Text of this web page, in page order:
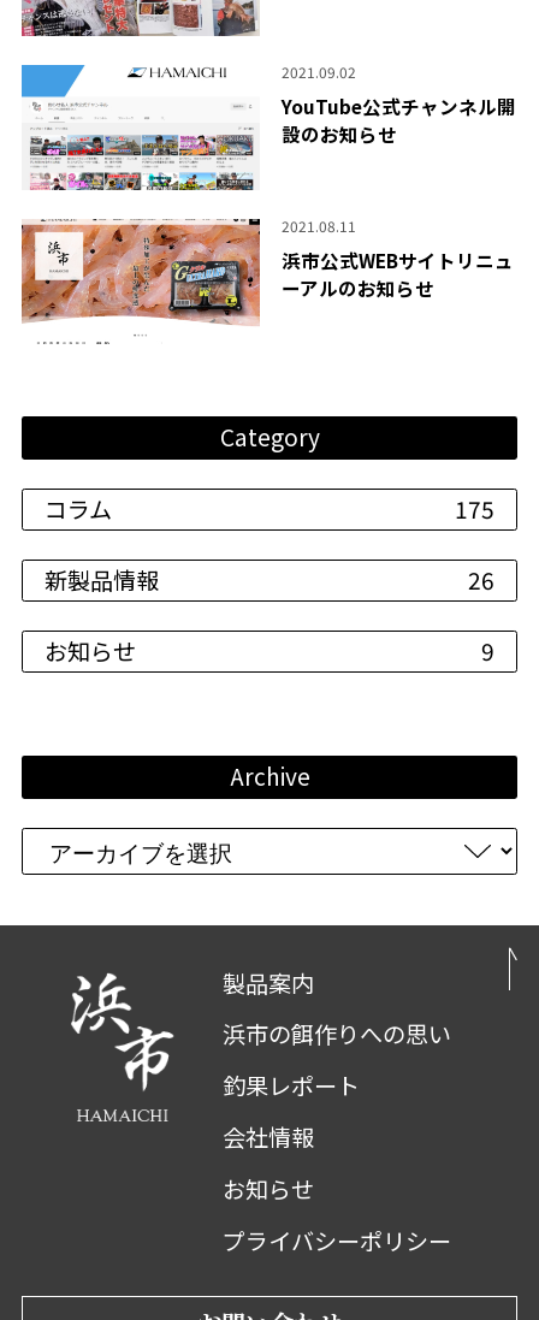
Category
コラム 175
新製品情報 26
お知らせ 9
Archive
2021.09.02
YouTube公式チャンネル開
設のお知らせ
2021.08.11
浜市公式WEBサイトリニュ
ーアルのお知らせ
製品案内
浜市の餌作りへの思い
釣果レポート
会社情報
お知らせ
プライバシーポリシー